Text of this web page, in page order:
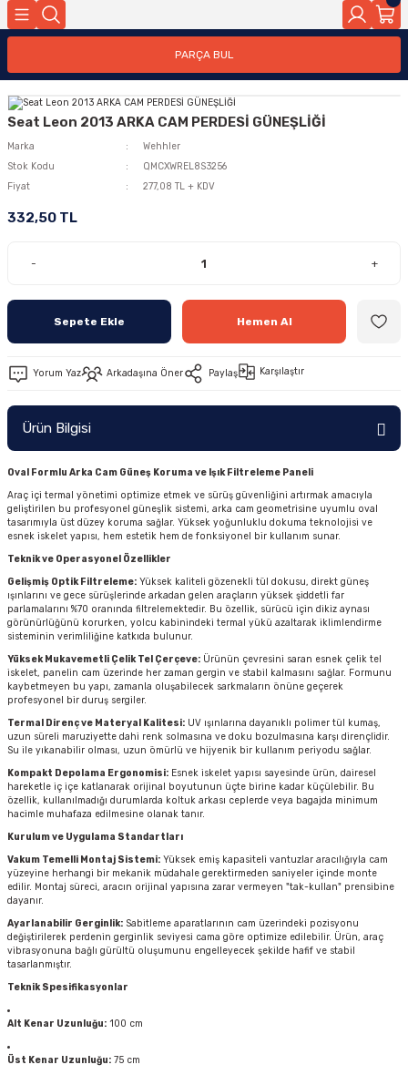
PARÇA BUL
Seat Leon 2013 ARKA CAM PERDESİ GÜNEŞLİĞİ
Marka
Wehhler
Stok Kodu
QMCXWREL8S3256
Fiyat
277,08 TL + KDV
332,50 TL
- +
Sepete Ekle Hemen Al
Yorum Yaz Arkadaşına Öner Paylaş Karşılaştır
Ürün Bilgisi
Oval Formlu Arka Cam Güneş Koruma ve Işık Filtreleme Paneli
Araç içi termal yönetimi optimize etmek ve sürüş güvenliğini artırmak amacıyla
geliştirilen bu profesyonel güneşlik sistemi, arka cam geometrisine uyumlu oval
tasarımıyla üst düzey koruma sağlar. Yüksek yoğunluklu dokuma teknolojisi ve
esnek iskelet yapısı, hem estetik hem de fonksiyonel bir kullanım sunar.
Teknik ve Operasyonel Özellikler
Gelişmiş Optik Filtreleme: Yüksek kaliteli gözenekli tül dokusu, direkt güneş
ışınlarını ve gece sürüşlerinde arkadan gelen araçların yüksek şiddetli far
parlamalarını %70 oranında filtrelemektedir. Bu özellik, sürücü için dikiz aynası
görünürlüğünü korurken, yolcu kabinindeki termal yükü azaltarak iklimlendirme
sisteminin verimliliğine katkıda bulunur.
Yüksek Mukavemetli Çelik Tel Çerçeve: Ürünün çevresini saran esnek çelik tel
iskelet, panelin cam üzerinde her zaman gergin ve stabil kalmasını sağlar. Formunu
kaybetmeyen bu yapı, zamanla oluşabilecek sarkmaların önüne geçerek
profesyonel bir duruş sergiler.
Termal Direnç ve Materyal Kalitesi: UV ışınlarına dayanıklı polimer tül kumaş,
uzun süreli maruziyette dahi renk solmasına ve doku bozulmasına karşı dirençlidir.
Su ile yıkanabilir olması, uzun ömürlü ve hijyenik bir kullanım periyodu sağlar.
Kompakt Depolama Ergonomisi: Esnek iskelet yapısı sayesinde ürün, dairesel
hareketle iç içe katlanarak orijinal boyutunun üçte birine kadar küçülebilir. Bu
özellik, kullanılmadığı durumlarda koltuk arkası ceplerde veya bagajda minimum
hacimle muhafaza edilmesine olanak tanır.
Kurulum ve Uygulama Standartları
Vakum Temelli Montaj Sistemi: Yüksek emiş kapasiteli vantuzlar aracılığıyla cam
yüzeyine herhangi bir mekanik müdahale gerektirmeden saniyeler içinde monte
edilir. Montaj süreci, aracın orijinal yapısına zarar vermeyen "tak-kullan" prensibine
dayanır.
Ayarlanabilir Gerginlik: Sabitleme aparatlarının cam üzerindeki pozisyonu
değiştirilerek perdenin gerginlik seviyesi cama göre optimize edilebilir. Ürün, araç
vibrasyonuna bağlı gürültü oluşumunu engelleyecek şekilde hafif ve stabil
tasarlanmıştır.
Teknik Spesifikasyonlar
Alt Kenar Uzunluğu: 100 cm
Üst Kenar Uzunluğu: 75 cm